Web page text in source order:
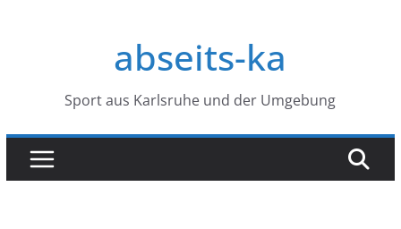
abseits-ka
Sport aus Karlsruhe und der Umgebung